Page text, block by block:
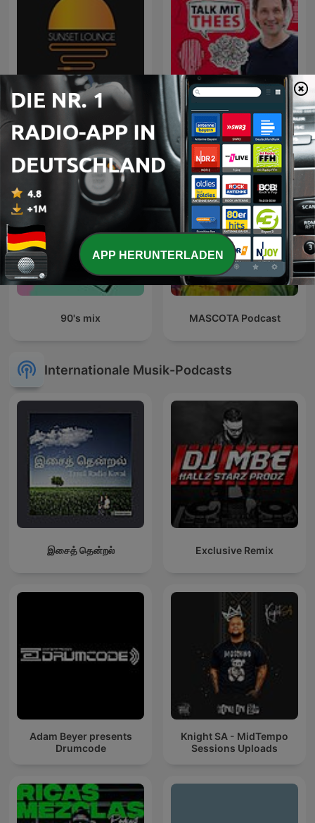
Sunset Lounge Talk mit Thees
90's mix MASCOTA Podcast
Internationale Musik-Podcasts
இசைத் தென்றல் Exclusive Remix
Adam Beyer presents
Drumcode
Knight SA - MidTempo
Sessions Uploads
APP HERUNTERLADEN